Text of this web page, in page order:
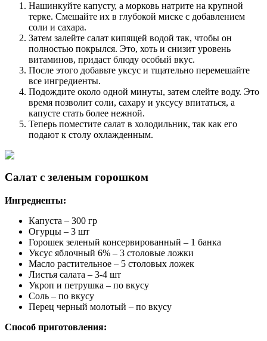
Нашинкуйте капусту, а морковь натрите на крупной
терке. Смешайте их в глубокой миске с добавлением
соли и сахара.
Затем залейте салат кипящей водой так, чтобы он
полностью покрылся. Это, хоть и снизит уровень
витаминов, придаст блюду особый вкус.
После этого добавьте уксус и тщательно перемешайте
все ингредиенты.
Подождите около одной минуты, затем слейте воду. Это
время позволит соли, сахару и уксусу впитаться, а
капусте стать более нежной.
Теперь поместите салат в холодильник, так как его
подают к столу охлажденным.
Салат с зеленым горошком
Ингредиенты:
Капуста – 300 гр
Огурцы – 3 шт
Горошек зеленый консервированный – 1 банка
Уксус яблочный 6% – 3 столовые ложки
Масло растительное – 5 столовых ложек
Листья салата – 3-4 шт
Укроп и петрушка – по вкусу
Соль – по вкусу
Перец черный молотый – по вкусу
Способ приготовления: